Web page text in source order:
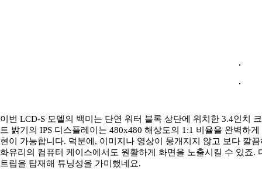
이번 LCD-S 모델의 백미는 단연 워터 블록 상단에 위치한 3.4인치
트 밝기의 IPS 디스플레이는 480x480 해상도의 1:1 비율을 완벽하
현이 가능합니다. 덕분에, 이미지나 영상이 뭉개지지 않고 보다 깔
화유리의 컴퓨터 케이스에서도 원활하게 화면을 노출시킬 수 있죠
트립을 탑재해 튜닝성을 가미했네요.